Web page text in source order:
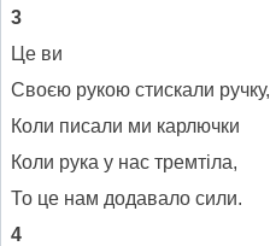
3
Це ви
Своєю рукою стискали ручку,
Коли писали ми карлючки
Коли рука у нас тремтіла,
То це нам додавало сили.
4